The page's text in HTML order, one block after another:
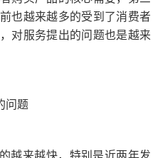
也越来越多的受到了消费者
对服务提出的问题也是越来
问题
来越快，特别是近两年发